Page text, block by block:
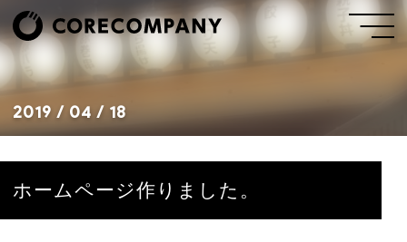
2019 / 04 / 18
ホームページ作りました。